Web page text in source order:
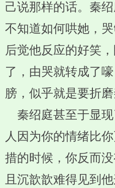
己说那样的话。秦
不知道如何哄她，
后觉他反应的好笑
了，由哭就转成了
膀，似乎就是要折磨
秦绍庭甚至于显
人因为你的情绪比
措的时候，你反而
且沉歆歆难得见到